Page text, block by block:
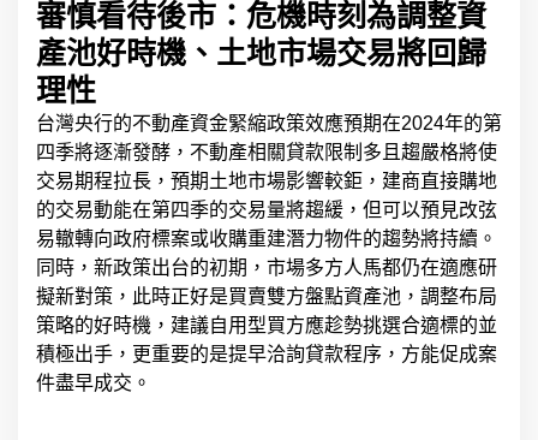
審慎看待後市：危機時刻為調整資
產池好時機、土地市場交易將回歸
理性
台灣央行的不動產資金緊縮政策效應預期在2024年的第
四季將逐漸發酵，不動產相關貸款限制多且趨嚴格將使
交易期程拉長，預期土地市場影響較鉅，建商直接購地
的交易動能在第四季的交易量將趨緩，但可以預見改弦
易轍轉向政府標案或收購重建潛力物件的趨勢將持續。
同時，新政策出台的初期，市場多方人馬都仍在適應研
擬新對策，此時正好是買賣雙方盤點資產池，調整布局
策略的好時機，建議自用型買方應趁勢挑選合適標的並
積極出手，更重要的是提早洽詢貸款程序，方能促成案
件盡早成交。